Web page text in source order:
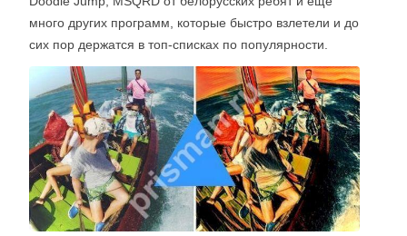
много других программ, которые быстро взлетели и до
сих пор держатся в топ-списках по популярности.